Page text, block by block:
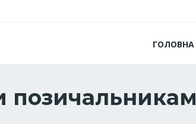
ГОЛОВНА